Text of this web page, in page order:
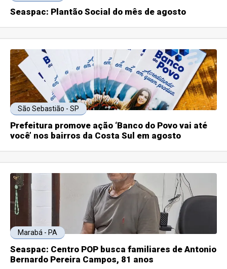
Seaspac: Plantão Social do mês de agosto
São Sebastião - SP
Prefeitura promove ação ‘Banco do Povo vai até
você’ nos bairros da Costa Sul em agosto
Marabá - PA
Seaspac: Centro POP busca familiares de Antonio
Bernardo Pereira Campos, 81 anos